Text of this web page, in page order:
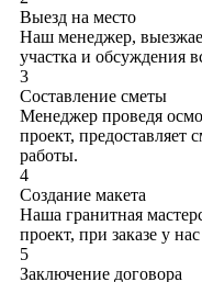
Выезд на место
Наш менеджер,
участка и обсуждения
3
Составление сметы
Менеджер проведя
проект, предоставляет
работы.
4
Создание макета
Наша гранитная
проект, при заказе у
5
Заключение договора